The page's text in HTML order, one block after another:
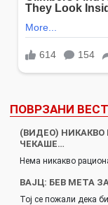
ПОВРЗАНИ
(ВИДЕО)
ЧЕКАШЕ…
Нема никакво
ВАЈЦ: БЕВ МЕТА
Тој се пожали дека